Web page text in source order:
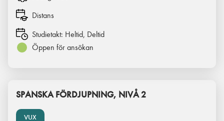
Distans
Studietakt: Heltid, Deltid
Öppen för ansökan
VUX
SPANSKA FÖRDJUPNING, NIVÅ 2